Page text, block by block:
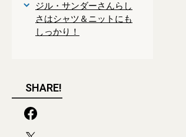
ジル・サンダーさんらし
さはシャツ＆ニットにも
しっかり！
SHARE!